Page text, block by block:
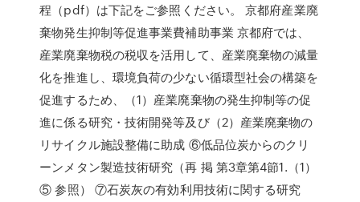
程（pdf）は下記をご参照ください。 京都府産業廃
棄物発生抑制等促進事業費補助事業 京都府では、
産業廃棄物税の税収を活用して、産業廃棄物の減量
化を推進し、環境負荷の少ない循環型社会の構築を
促進するため、（1）産業廃棄物の発生抑制等の促
進に係る研究・技術開発等及び（2）産業廃棄物の
リサイクル施設整備に助成 ⑥低品位炭からのクリ
ーンメタン製造技術研究（再 掲 第3章第4節1.（1）
⑤ 参照） ⑦石炭灰の有効利用技術に関する研究